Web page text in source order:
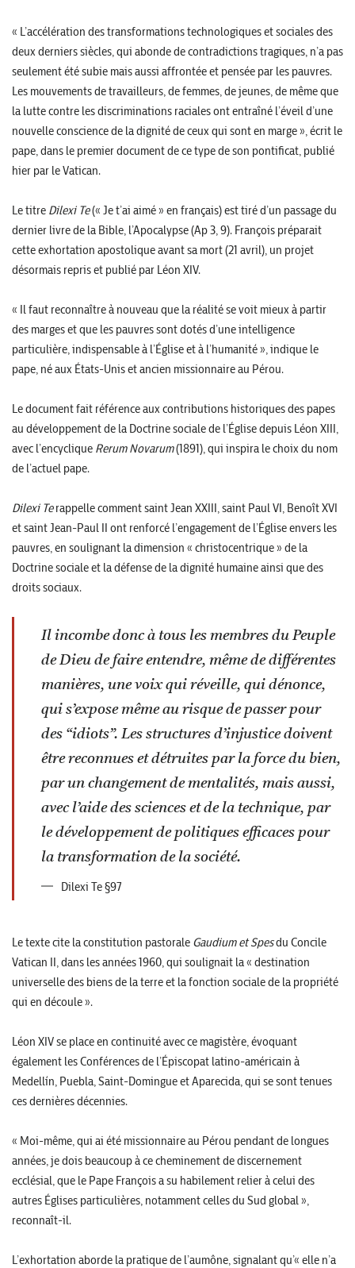
« L’accélération des transformations technologiques et sociales des
deux derniers siècles, qui abonde de contradictions tragiques, n’a pas
seulement été subie mais aussi affrontée et pensée par les pauvres.
Les mouvements de travailleurs, de femmes, de jeunes, de même que
la lutte contre les discriminations raciales ont entraîné l’éveil d’une
nouvelle conscience de la dignité de ceux qui sont en marge », écrit le
pape, dans le premier document de ce type de son pontificat, publié
hier par le Vatican.
Le titre Dilexi Te(« Je t’ai aimé » en français) est tiré d’un passage du
dernier livre de la Bible, l’Apocalypse (Ap 3, 9). François préparait
cette exhortation apostolique avant sa mort (21 avril), un projet
désormais repris et publié par Léon XIV.
« Il faut reconnaître à nouveau que la réalité se voit mieux à partir
des marges et que les pauvres sont dotés d’une intelligence
particulière, indispensable à l’Église et à l’humanité », indique le
pape, né aux États-Unis et ancien missionnaire au Pérou.
Le document fait référence aux contributions historiques des papes
au développement de la Doctrine sociale de l’Église depuis Léon XIII,
avec l’encyclique Rerum Novarum(1891), qui inspira le choix du nom
de l’actuel pape.
Dilexi Terappelle comment saint Jean XXIII, saint Paul VI, Benoît XVI
et saint Jean-Paul II ont renforcé l’engagement de l’Église envers les
pauvres, en soulignant la dimension « christocentrique » de la
Doctrine sociale et la défense de la dignité humaine ainsi que des
droits sociaux.
Il incombe donc à tous les membres du Peuple
de Dieu de faire entendre, même de différentes
manières, une voix qui réveille, qui dénonce,
qui s’expose même au risque de passer pour
des “idiots”. Les structures d’injustice doivent
être reconnues et détruites par la force du bien,
par un changement de mentalités, mais aussi,
avec l’aide des sciences et de la technique, par
le développement de politiques efficaces pour
la transformation de la société.
Dilexi Te §97
Le texte cite la constitution pastorale Gaudium et Spesdu Concile
Vatican II, dans les années 1960, qui soulignait la « destination
universelle des biens de la terre et la fonction sociale de la propriété
qui en découle ».
Léon XIV se place en continuité avec ce magistère, évoquant
également les Conférences de l’Épiscopat latino-américain à
Medellín, Puebla, Saint-Domingue et Aparecida, qui se sont tenues
ces dernières décennies.
« Moi-même, qui ai été missionnaire au Pérou pendant de longues
années, je dois beaucoup à ce cheminement de discernement
ecclésial, que le Pape François a su habilement relier à celui des
autres Églises particulières, notamment celles du Sud global »,
reconnaît-il.
L’exhortation aborde la pratique de l’aumône, signalant qu’« elle n’a